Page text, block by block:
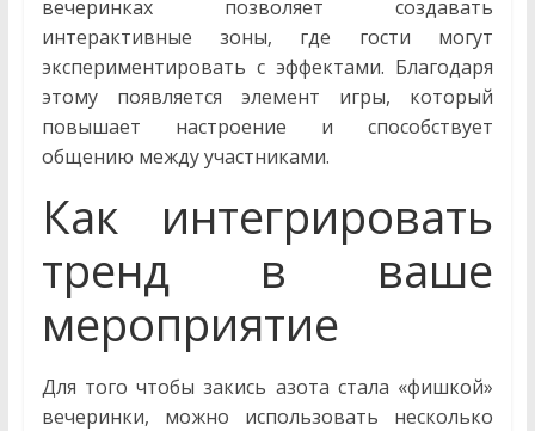
вечеринках позволяет создавать
интерактивные зоны, где гости могут
экспериментировать с эффектами. Благодаря
этому появляется элемент игры, который
повышает настроение и способствует
общению между участниками.
Как интегрировать
тренд в ваше
мероприятие
Для того чтобы закись азота стала «фишкой»
вечеринки, можно использовать несколько